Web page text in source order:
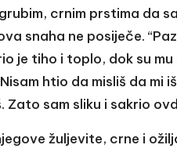
crnim prstima da
snaha ne posiječe.
je tiho i toplo, dok su
htio da misliš da mi
Zato sam sliku i sakrio
žuljevite, crne i